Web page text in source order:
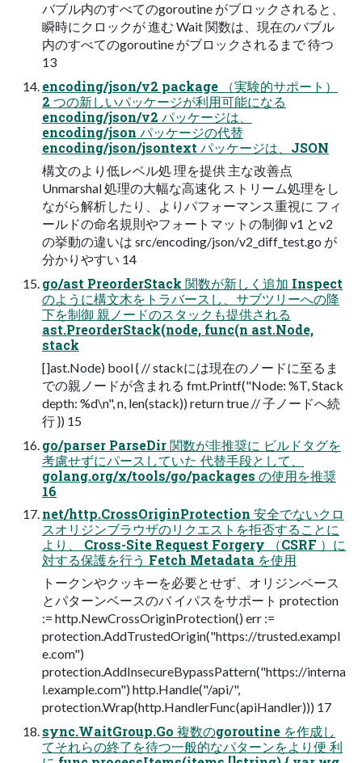
バブル内のすべてのgoroutine がブロックされると、
瞬時にクロックが 進む Wait 関数は、現在のバブル
内のすべてのgoroutine がブロックされるまで 待つ
13
encoding/json/v2 package （実験的サポート）
2 つの新しいパッケージが利用可能になる
encoding/json/v2 パッケージは、
encoding/json パッケージの代替
encoding/json/jsontext パッケージは、JSON
構文のより低レベル処 理を提供 主な改善点
Unmarshal 処理の大幅な高速化 ストリーム処理をし
ながら解析したり、よりパフォーマンス重視に フィ
ールドの命名規則やフォートマットの制御 v1 とv2
の挙動の違いは src/encoding/json/v2_diff_test.go が
分かりやすい 14
go/ast PreorderStack 関数が新しく追加 Inspect
のように構文木をトラバースし、サブツリーへの降
下を制御 親ノードのスタックも提供される
ast.PreorderStack(node, func(n ast.Node,
stack
[]ast.Node) bool { // stackには現在のノードに至るま
での親ノードが含まれる fmt.Printf("Node: %T, Stack
depth: %d\n", n, len(stack)) return true // 子ノードへ続
行 }) 15
go/parser ParseDir 関数が非推奨に ビルドタグを
考慮せずにパースしていた 代替手段として、
golang.org/x/tools/go/packages の使用を推奨
16
net/http.CrossOriginProtection 安全でないクロ
スオリジンブラウザのリクエストを拒否することに
より、 Cross-Site Request Forgery （CSRF ）に
対する保護を行う Fetch Metadata を使用
トークンやクッキーを必要とせず、オリジンベース
とパターンベースのバ イパスをサポート protection
:= http.NewCrossOriginProtection() err :=
protection.AddTrustedOrigin("https://trusted.exampl
e.com")
protection.AddInsecureBypassPattern("https://interna
l.example.com") http.Handle("/api/",
protection.Wrap(http.HandlerFunc(apiHandler))) 17
sync.WaitGroup.Go 複数のgoroutine を作成し
てそれらの終了を待つ一般的なパターンをより便 利